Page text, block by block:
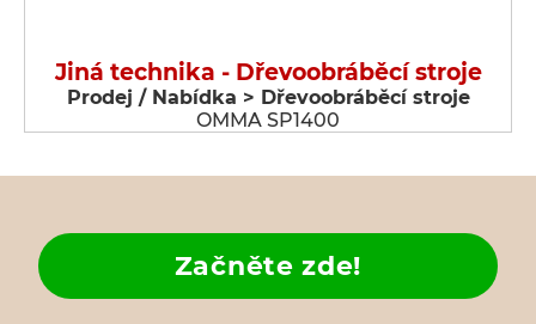
Jiná technika - Dřevoobráběcí stroje
Prodej / Nabídka > Dřevoobráběcí stroje
OMMA SP1400
Začněte zde!